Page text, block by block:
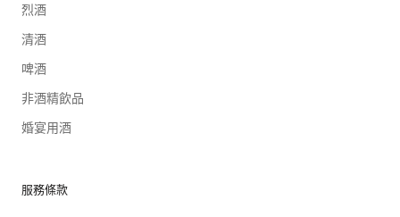
烈酒
清酒
啤酒
非酒精飲品
婚宴用酒
服務條款